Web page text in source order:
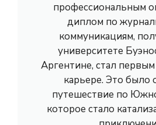
профессиональным
диплом по
коммуникациям,
университете
Аргентине, стал
карьере. Это было
путешествие по
которое стало